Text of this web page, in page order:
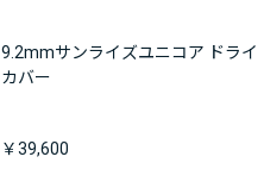
9.2mmサンライズユニコア ドライ
カバー
￥39,600